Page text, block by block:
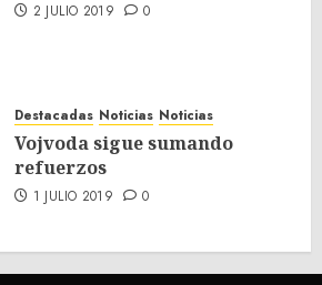
2 JULIO 2019 0
Destacadas Noticias Noticias
Vojvoda sigue sumando
refuerzos
1 JULIO 2019 0